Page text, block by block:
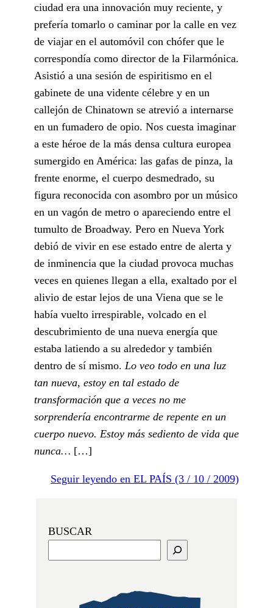
ciudad era una innovación muy reciente, y
prefería tomarlo o caminar por la calle en vez
de viajar en el automóvil con chófer que le
correspondía como director de la Filarmónica.
Asistió a una sesión de espiritismo en el
gabinete de una vidente célebre y en un
callejón de Chinatown se atrevió a internarse
en un fumadero de opio. Nos cuesta imaginar
a este héroe de la más densa cultura europea
sumergido en América: las gafas de pinza, la
frente enorme, el cuerpo desmedrado, su
figura reconocida con asombro por un músico
en un vagón de metro o apareciendo entre el
tumulto de Broadway. Pero en Nueva York
debió de vivir en ese estado entre de alerta y
de inminencia que la ciudad provoca muchas
veces en quienes llegan a ella, exaltado por el
alivio de estar lejos de una Viena que se le
había vuelto irrespirable, volcado en el
descubrimiento de una nueva energía que
estaba latiendo a su alrededor y también
dentro de sí mismo. Lo veo todo en una luz
tan nueva, estoy en tal estado de
transformación que a veces no me
sorprendería encontrarme de repente en un
cuerpo nuevo. Estoy más sediento de vida que
nunca… […]
Seguir leyendo en EL PAÍS (3 / 10 / 2009)
BUSCAR